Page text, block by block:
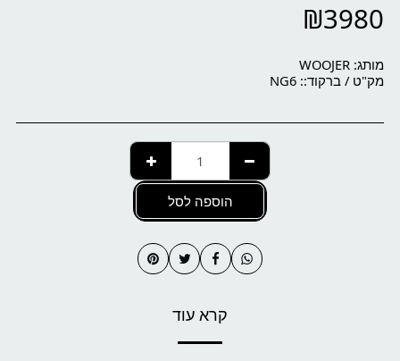
₪3980
מותג: WOOJER
מק"ט / ברקוד:: NG6
הוספה לסל
קרא עוד